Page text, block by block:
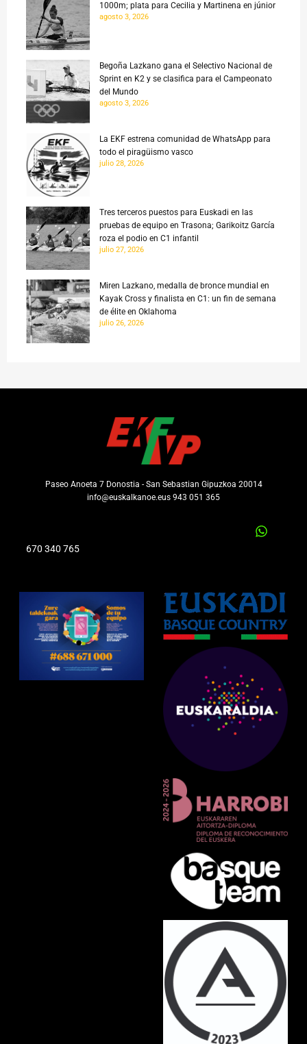
1000m; plata para Cecilia y Martinena en júnior
agosto 3, 2026
Begoña Lazkano gana el Selectivo Nacional de
Sprint en K2 y se clasifica para el Campeonato
del Mundo
agosto 3, 2026
La EKF estrena comunidad de WhatsApp para
todo el piragüismo vasco
julio 28, 2026
Tres terceros puestos para Euskadi en las
pruebas de equipo en Trasona; Garikoitz García
roza el podio en C1 infantil
julio 27, 2026
Miren Lazkano, medalla de bronce mundial en
Kayak Cross y finalista en C1: un fin de semana
de élite en Oklahoma
julio 26, 2026
Paseo Anoeta 7 Donostia - San Sebastian Gipuzkoa 20014
info@euskalkanoe.eus 943 051 365
670 340 765